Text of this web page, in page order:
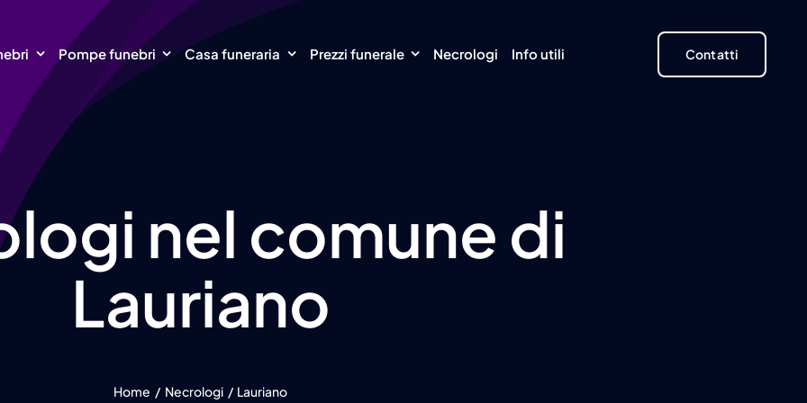
Pompe funebri Casa funeraria Prezzi funerale Necrologi Info utili Contatti
nel comune di
Lauriano
Home Necrologi Lauriano